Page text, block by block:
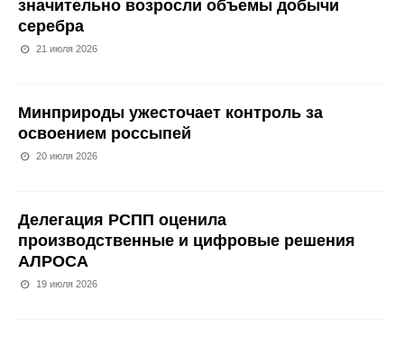
значительно возросли объемы добычи
серебра
21 июля 2026
Минприроды ужесточает контроль за
освоением россыпей
20 июля 2026
Делегация РСПП оценила
производственные и цифровые решения
АЛРОСА
19 июля 2026